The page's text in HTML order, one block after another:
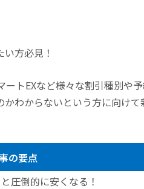
方必見！
トEXなど様々な割引種別や
わからないという方に向け
の要点
圧倒的に安くなる！